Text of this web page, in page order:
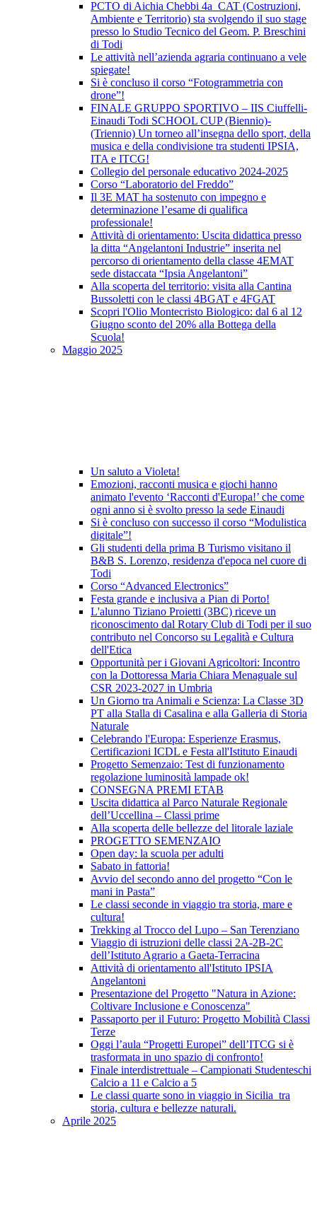
PCTO di Aichia Chebbi 4a_CAT (Costruzioni,
Ambiente e Territorio) sta svolgendo il suo stage
presso lo Studio Tecnico del Geom. P. Breschini
di Todi
Le attività nell’azienda agraria continuano a vele
spiegate!
Si è concluso il corso “Fotogrammetria con
drone”!
FINALE GRUPPO SPORTIVO – IIS Ciuffelli-
Einaudi Todi SCHOOL CUP (Biennio)-
(Triennio) Un torneo all’insegna dello sport, della
musica e della condivisione tra studenti IPSIA,
ITA e ITCG!
Collegio del personale educativo 2024-2025
Corso “Laboratorio del Freddo”
Il 3E MAT ha sostenuto con impegno e
determinazione l’esame di qualifica
professionale!
Attività di orientamento: Uscita didattica presso
la ditta “Angelantoni Industrie” inserita nel
percorso di orientamento della classe 4EMAT
sede distaccata “Ipsia Angelantoni”
Alla scoperta del territorio: visita alla Cantina
Bussoletti con le classi 4BGAT e 4FGAT
Scopri l'Olio Montecristo Biologico: dal 6 al 12
Giugno sconto del 20% alla Bottega della
Scuola!
Maggio 2025
Un saluto a Violeta!
Emozioni, racconti musica e giochi hanno
animato l'evento ‘Racconti d'Europa!’ che come
ogni anno si è svolto presso la sede Einaudi
Si è concluso con successo il corso “Modulistica
digitale”!
Gli studenti della prima B Turismo visitano il
B&B S. Lorenzo, residenza d'epoca nel cuore di
Todi
Corso “Advanced Electronics”
Festa grande e inclusiva a Pian di Porto!
L'alunno Tiziano Proietti (3BC) riceve un
riconoscimento dal Rotary Club di Todi per il suo
contributo nel Concorso su Legalità e Cultura
dell'Etica
Opportunità per i Giovani Agricoltori: Incontro
con la Dottoressa Maria Chiara Menaguale sul
CSR 2023-2027 in Umbria
Un Giorno tra Animali e Scienza: La Classe 3D
PT alla Stalla di Casalina e alla Galleria di Storia
Naturale
Celebrando l'Europa: Esperienze Erasmus,
Certificazioni ICDL e Festa all'Istituto Einaudi
Progetto Semenzaio: Test di funzionamento
regolazione luminosità lampade ok!
CONSEGNA PREMI ETAB
Uscita didattica al Parco Naturale Regionale
dell’Uccellina – Classi prime
Alla scoperta delle bellezze del litorale laziale
PROGETTO SEMENZAIO
Open day: la scuola per adulti
Sabato in fattoria!
Avvio del secondo anno del progetto “Con le
mani in Pasta”
Le classi seconde in viaggio tra storia, mare e
cultura!
Trekking al Trocco del Lupo – San Terenziano
Viaggio di istruzioni delle classi 2A-2B-2C
dell’Istituto Agrario a Gaeta-Terracina
Attività di orientamento all'Istituto IPSIA
Angelantoni
Presentazione del Progetto "Natura in Azione:
Coltivare Inclusione e Conoscenza"
Passaporto per il Futuro: Progetto Mobilità Classi
Terze
Oggi l’aula “Progetti Europei” dell’ITCG si è
trasformata in uno spazio di confronto!
Finale interdistrettuale – Campionati Studenteschi
Calcio a 11 e Calcio a 5
Le classi quarte sono in viaggio in Sicilia tra
storia, cultura e bellezze naturali.
Aprile 2025